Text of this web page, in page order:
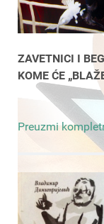
ZAVETNICI I
KOME ĆE
Preuzmi